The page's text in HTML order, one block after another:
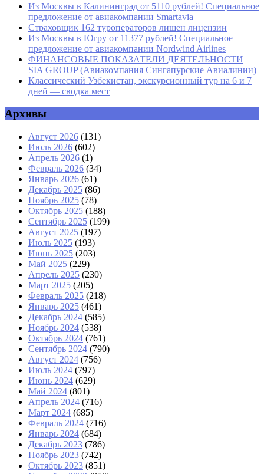
Из Москвы в Калининград от 5110 рублей! Специальное
предложение от авиакомпании Smartavia
Страховщик 162 туроператоров лишен лицензии
Из Москвы в Югру от 11377 рублей! Специальное
предложение от авиакомпании Nordwind Airlines
ФИНАНСОВЫЕ ПОКАЗАТЕЛИ ДЕЯТЕЛЬНОСТИ
SIA GROUP (Авиакомпания Сингапурские Авиалинии)
Классический Узбекистан, экскурсионный тур на 6 и 7
дней — сводка мест
Архивы
Август 2026 (131)
Июль 2026 (602)
Апрель 2026 (1)
Февраль 2026 (34)
Январь 2026 (61)
Декабрь 2025 (86)
Ноябрь 2025 (78)
Октябрь 2025 (188)
Сентябрь 2025 (199)
Август 2025 (197)
Июль 2025 (193)
Июнь 2025 (203)
Май 2025 (229)
Апрель 2025 (230)
Март 2025 (205)
Февраль 2025 (218)
Январь 2025 (461)
Декабрь 2024 (585)
Ноябрь 2024 (538)
Октябрь 2024 (761)
Сентябрь 2024 (790)
Август 2024 (756)
Июль 2024 (797)
Июнь 2024 (629)
Май 2024 (801)
Апрель 2024 (716)
Март 2024 (685)
Февраль 2024 (716)
Январь 2024 (684)
Декабрь 2023 (786)
Ноябрь 2023 (742)
Октябрь 2023 (851)